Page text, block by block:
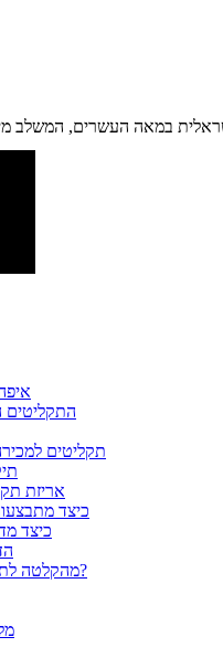
במאה העשרים, המשלב
100
תקליטים
אריזת
כיצד
כיצד
מהקלטה לתקליט, מה קורה בדרך?